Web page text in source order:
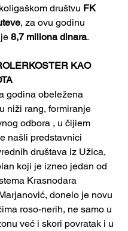
društvu FK
, za ovu godinu
8,7 miliona dinara.
KAO
godina obeležena
niži rang, formiranje
odbora , u čijiem
našli predstavnici
društava iz Užica,
koji je izneo jedan od
Krasnodara
donelo je novu
roso-nerih, ne samo u
već i skori povratak i u